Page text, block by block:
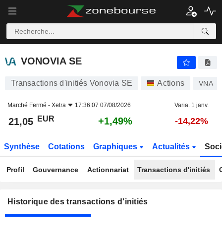
VONOVIA SE
VONOVIA SE
Transactions d'initiés Vonovia SE Actions VNA
Marché Fermé - Xetra 17:36:07 07/08/2026 Varia. 1 janv.
21,05 EUR +1,49% -14,22%
Synthèse Cotations Graphiques Actualités
Profil Gouvernance Actionnariat Transactions d'initiés
Historique des transactions d'initiés